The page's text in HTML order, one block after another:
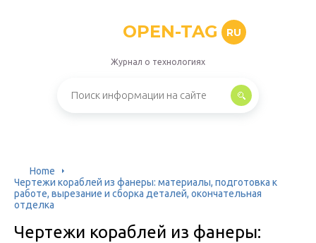
OPEN-TAG RU
Журнал о технологиях
Home
Чертежи кораблей из фанеры: материалы, подготовка к
работе, вырезание и сборка деталей, окончательная
отделка
Чертежи кораблей из фанеры: